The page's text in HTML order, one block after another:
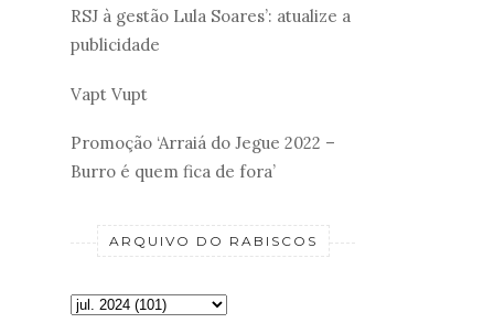
RSJ à gestão Lula Soares’: atualize a
publicidade
Vapt Vupt
Promoção ‘Arraiá do Jegue 2022 –
Burro é quem fica de fora’
ARQUIVO DO RABISCOS